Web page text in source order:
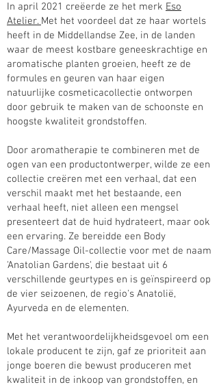
In april 2021 creëerde ze het merk Eso
Atelier. Met het voordeel dat ze haar wortels
heeft in de Middellandse Zee, in de landen
waar de meest kostbare geneeskrachtige en
aromatische planten groeien, heeft ze de
formules en geuren van haar eigen
natuurlijke cosmeticacollectie ontworpen
door gebruik te maken van de schoonste en
hoogste kwaliteit grondstoffen.
Door aromatherapie te combineren met de
ogen van een productontwerper, wilde ze een
collectie creëren met een verhaal, dat een
verschil maakt met het bestaande, een
verhaal heeft, niet alleen een mengsel
presenteert dat de huid hydrateert, maar ook
een ervaring. Ze bereidde een Body
Care/Massage Oil-collectie voor met de naam
'Anatolian Gardens', die bestaat uit 6
verschillende geurtypes en is geïnspireerd op
de vier seizoenen, de regio's Anatolië,
Ayurveda en de elementen.
Met het verantwoordelijkheidsgevoel om een ​​
lokale producent te zijn, gaf ze prioriteit aan
jonge boeren die bewust produceren met
kwaliteit in de inkoop van grondstoffen, en